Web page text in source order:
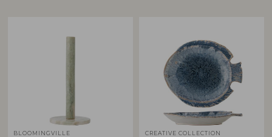
BLOOMINGVILLE CREATIVE COLLECTION